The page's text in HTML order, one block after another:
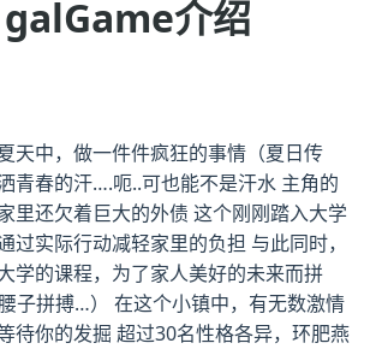
介绍
天中，做一件件疯狂的事情（夏日传
青春的汗….呃..可也能不是汗水 主角的
里还欠着巨大的外债 这个刚刚踏入大学
过实际行动减轻家里的负担 与此同时，
学的课程，为了家人美好的未来而拼
子拼搏…） 在这个小镇中，有无数激情
待你的发掘 超过30名性格各异，环肥燕